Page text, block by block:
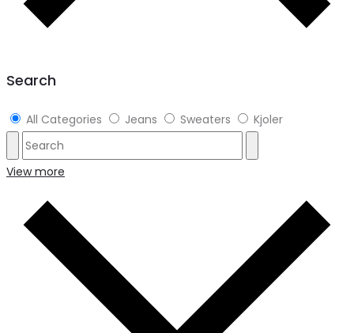
Search
All Categories Jeans Sweaters Kjoler
View more